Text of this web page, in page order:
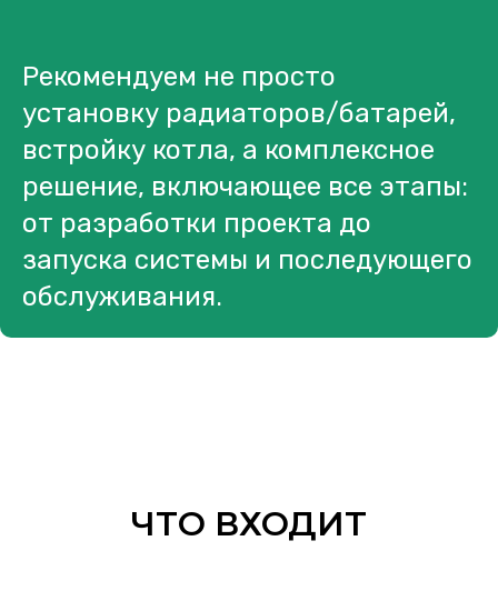
Рекомендуем не просто
установку радиаторов/батарей,
встройку котла, а комплексное
решение, включающее все этапы:
от разработки проекта до
запуска системы и последующего
обслуживания.
ЧТО ВХОДИТ